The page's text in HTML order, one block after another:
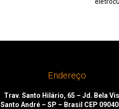
Endereço
Trav. Santo Hilário, 65 – Jd. Bela
Santo André – SP – Brasil CEP